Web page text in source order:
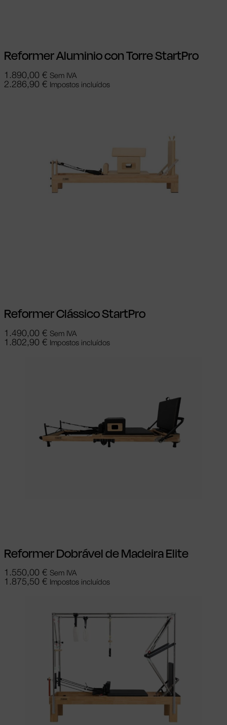
Reformer Aluminio con Torre StartPro
1.890,00 € Sem IVA
2.286,90 € Impostos incluídos
Reformer Clássico StartPro
1.490,00 € Sem IVA
1.802,90 € Impostos incluídos
Reformer Dobrável de Madeira Elite
1.550,00 € Sem IVA
1.875,50 € Impostos incluídos